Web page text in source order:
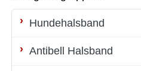
Hundehalsband
Antibell Halsband